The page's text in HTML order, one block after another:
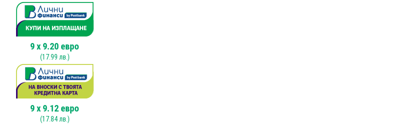
750W
9x 9.20 евро
(17.99 лв.)
9x 9.12 евро
(17.84лв.)